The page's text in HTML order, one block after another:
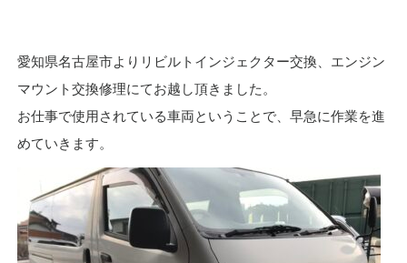
愛知県名古屋市よりリビルトインジェクター交換、エンジン
マウント交換修理にてお越し頂きました。
お仕事で使用されている車両ということで、早急に作業を進
めていきます。